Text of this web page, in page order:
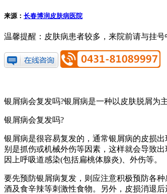
来源： 长春博润皮肤病医院
温馨提醒： 皮肤病患者较多，来院前请与挂
银屑病会复发吗?银屑病是一种以皮肤脱屑为
银屑病会复发吗?
银屑病是很容易复发的，通常银屑病的皮损
别是抓伤或机械外伤等因素，这样就会导致
因上呼吸道感染(包括扁桃体腺炎)、外伤等。
要先预防银屑病复发，则应注意积极预防各
酒及食辛辣等刺激性食物。另外，皮损消退